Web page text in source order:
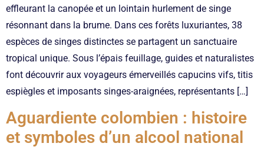
effleurant la canopée et un lointain hurlement de singe
résonnant dans la brume. Dans ces forêts luxuriantes, 38
espèces de singes distinctes se partagent un sanctuaire
tropical unique. Sous l’épais feuillage, guides et naturalistes
font découvrir aux voyageurs émerveillés capucins vifs, titis
espiègles et imposants singes-araignées, représentants […]
Aguardiente colombien : histoire
et symboles d’un alcool national